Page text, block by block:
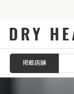
掲載店舗